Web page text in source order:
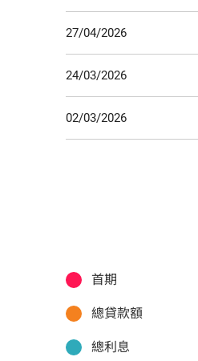
27/04/2026
24/03/2026
02/03/2026
首期
總貸款額
總利息